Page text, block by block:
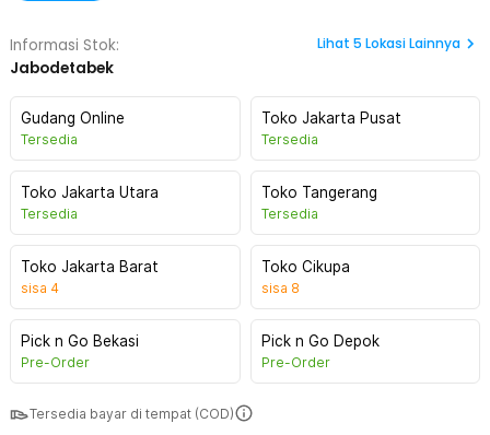
Informasi Stok:
Jabodetabek
Lihat 5 Lokasi Lainnya
Gudang Online
Tersedia
Toko Jakarta Pusat
Tersedia
Toko Jakarta Utara
Tersedia
Toko Tangerang
Tersedia
Toko Jakarta Barat
sisa 4
Toko Cikupa
sisa 8
Pick n Go Bekasi
Pre-Order
Pick n Go Depok
Pre-Order
Tersedia bayar di tempat (COD)